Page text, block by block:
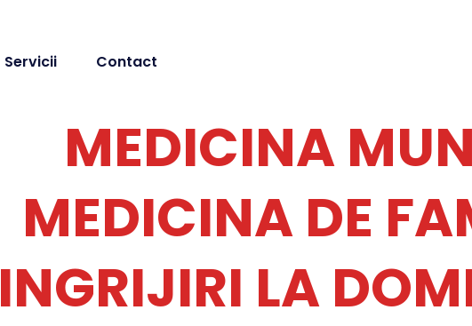
Servicii Contact
MEDICINA
MEDICINA DE
INGRIJIRI LA